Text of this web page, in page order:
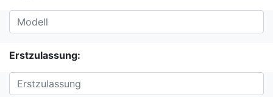
Erstzulassung: